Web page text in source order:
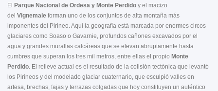
El Parque Nacional de Ordesa y Monte Perdido y el macizo
del Vignemale forman uno de los conjuntos de alta montaña más
imponentes del Pirineo. Aquí la geografía está marcada por enormes circos
glaciares como Soaso o Gavarnie, profundos cañones excavados por el
agua y grandes murallas calcáreas que se elevan abruptamente hasta
cumbres que superan los tres mil metros, entre ellas el propio Monte
Perdido. El relieve actual es el resultado de la colisión tectónica que levantó
los Pirineos y del modelado glaciar cuaternario, que esculpió valles en
artesa, brechas, fajas y terrazas colgadas que hoy constituyen un auténtico